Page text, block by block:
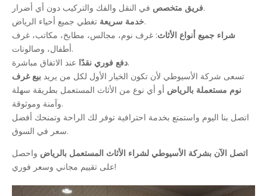
فريق متخصصفي النقل والفك والتركيب دون أي أضرار.
خدمة سريعةتغطي جميع أحياء الرياض.
شراء جميع أنواع الأثاث: غرف نوم، مجالس، مطابخ، مكاتب، غرف
أطفال، وصالونات.
دفع فوري نقدًاعند الاتفاق مباشرة.
تسعى شركة الأسيوطي لأن تكون الخيار الأول لكل من يريد بيع غرف
نوم مستعملة بالرياض أو أي نوع من الأثاث المستعمل بطريقة سهلة
وآمنة وموثوقة.
اتصل بنا اليوم واستمتع بخدمة احترافية توفر لك الراحة وتمنحك أفضل
سعر في السوق.
اتصل الآن بشركة الأسيوطي لشراء الأثاث المستعمل بالرياض واحصل
على تقييم مجاني وسعر فوري!